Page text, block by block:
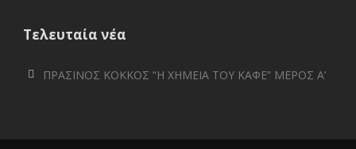
Τελευταία νέα
ΠΡΑΣΙΝΟΣ ΚΟΚΚΟΣ “Η ΧΗΜΕΙΑ ΤΟΥ ΚΑΦΕ” ΜΕΡΟΣ Α’